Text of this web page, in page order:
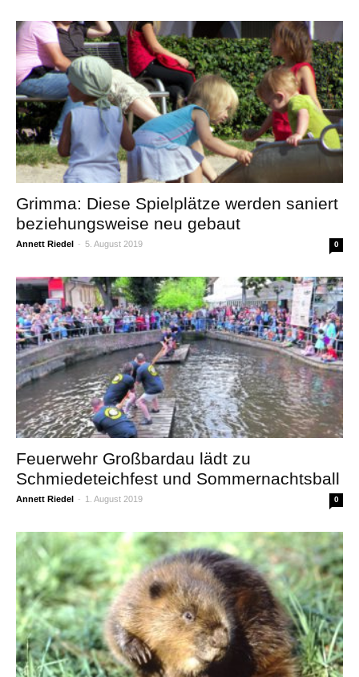
Grimma: Diese Spielplätze werden saniert
beziehungsweise neu gebaut
Annett Riedel - 5. August 2019 0
Feuerwehr Großbardau lädt zu
Schmiedeteichfest und Sommernachtsball
Annett Riedel - 1. August 2019 0